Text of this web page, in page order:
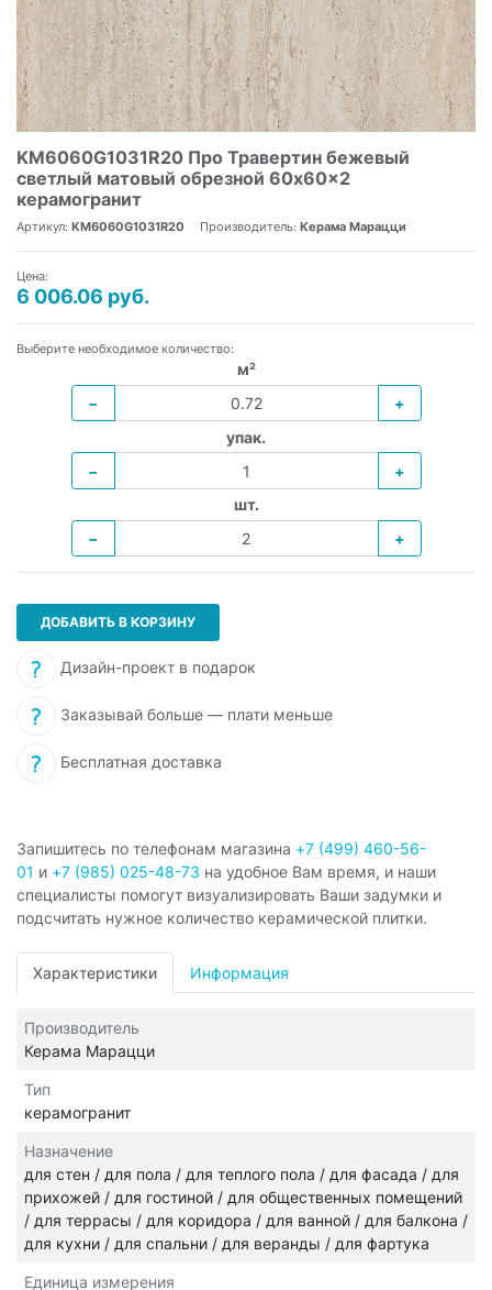
KM6060G1031R20 Про Травертин бежевый
светлый матовый обрезной 60x60x2
керамогранит
Артикул: KM6060G1031R20 Производитель: Керама Марацци
Цена:
6 006.06 руб.
Выберите необходимое количество:
м²
−
+
упак.
−
+
шт.
−
+
ДОБАВИТЬ В КОРЗИНУ
Дизайн-проект в подарок
Заказывай больше — плати меньше
Бесплатная доставка
Запишитесь по телефонам магазина +7 (499) 460-56-
01 и +7 (985) 025-48-73 на удобное Вам время, и наши
специалисты помогут визуализировать Ваши задумки и
подсчитать нужное количество керамической плитки.
Характеристики Информация
Производитель
Керама Марацци
Тип
керамогранит
Назначение
для стен / для пола / для теплого пола / для фасада / для
прихожей / для гостиной / для общественных помещений
/ для террасы / для коридора / для ванной / для балкона /
для кухни / для спальни / для веранды / для фартука
Единица измерения